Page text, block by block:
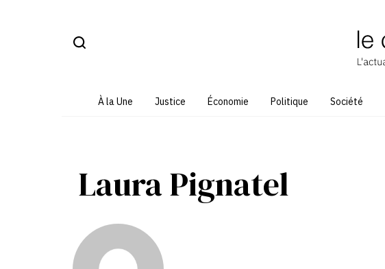
À la Une Justice Économie Politique Société
Laura Pignatel